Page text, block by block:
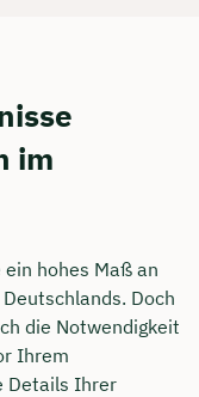
im
hohes Maß an
Doch
die Notwendigkeit
Ihrem
Details Ihrer